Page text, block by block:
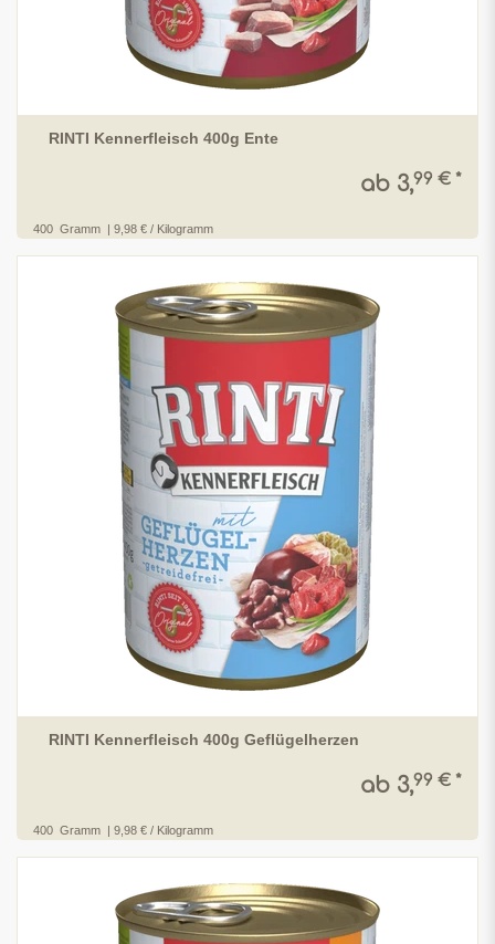
RINTI Kennerfleisch 400g Ente
ab 3,99 € *
400 Gramm | 9,98 € / Kilogramm
RINTI Kennerfleisch 400g Geflügelherzen
ab 3,99 € *
400 Gramm | 9,98 € / Kilogramm